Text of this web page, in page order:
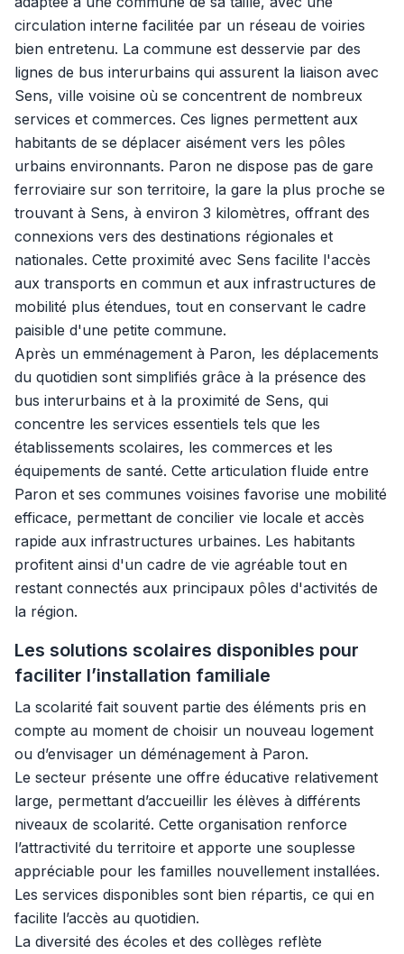
circulation interne facilitée par un réseau de voiries
bien entretenu. La commune est desservie par des
lignes de bus interurbains qui assurent la liaison avec
Sens, ville voisine où se concentrent de nombreux
services et commerces. Ces lignes permettent aux
habitants de se déplacer aisément vers les pôles
urbains environnants. Paron ne dispose pas de gare
ferroviaire sur son territoire, la gare la plus proche se
trouvant à Sens, à environ 3 kilomètres, offrant des
connexions vers des destinations régionales et
nationales. Cette proximité avec Sens facilite l'accès
aux transports en commun et aux infrastructures de
mobilité plus étendues, tout en conservant le cadre
paisible d'une petite commune.
Après un emménagement à Paron, les déplacements
du quotidien sont simplifiés grâce à la présence des
bus interurbains et à la proximité de Sens, qui
concentre les services essentiels tels que les
établissements scolaires, les commerces et les
équipements de santé. Cette articulation fluide entre
Paron et ses communes voisines favorise une mobilité
efficace, permettant de concilier vie locale et accès
rapide aux infrastructures urbaines. Les habitants
profitent ainsi d'un cadre de vie agréable tout en
restant connectés aux principaux pôles d'activités de
la région.
Les solutions scolaires disponibles pour
faciliter l’installation familiale
La scolarité fait souvent partie des éléments pris en
compte au moment de choisir un nouveau logement
ou d’envisager un déménagement à Paron.
Le secteur présente une offre éducative relativement
large, permettant d’accueillir les élèves à différents
niveaux de scolarité. Cette organisation renforce
l’attractivité du territoire et apporte une souplesse
appréciable pour les familles nouvellement installées.
Les services disponibles sont bien répartis, ce qui en
facilite l’accès au quotidien.
La diversité des écoles et des collèges reflète